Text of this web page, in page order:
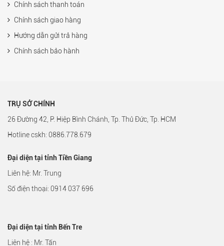
Chính sách thanh toán
Chính sách giao hàng
Hướng dẫn gửi trả hàng
Chính sách bảo hành
TRỤ SỞ CHÍNH
26 Đường 42, P. Hiệp Bình Chánh, Tp. Thủ Đức, Tp. HCM
Hotline cskh: 0886.778.679
Đại diện tại tỉnh Tiền Giang
Liên hệ: Mr. Trung
Số điện thoại: 0914 037 696
Đại diện tại tỉnh Bến Tre
Liên hệ : Mr. Tấn